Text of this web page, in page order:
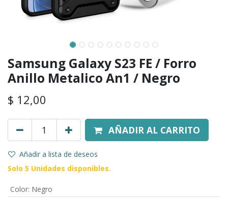
Samsung Galaxy S23 FE / Forro
Anillo Metalico An1 / Negro
$ 12,00
AÑADIR AL CARRITO
Añadir a lista de deseos
Solo 5 Unidades disponibles.
Color: Negro